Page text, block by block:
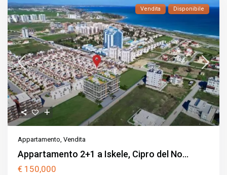
Vendita Disponibile
Appartamento,Vendita
Appartamento 2+1 a Iskele, Cipro del No...
€ 150,000